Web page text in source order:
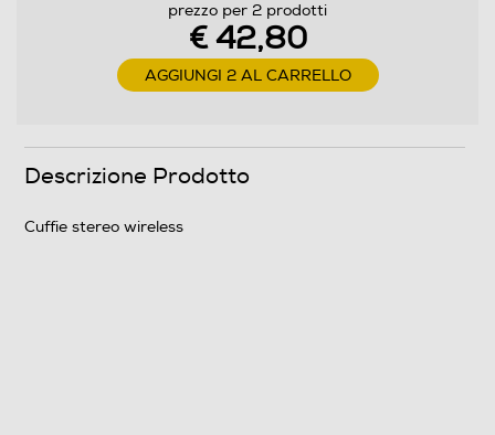
prezzo per 2 prodotti
€ 42,80
AGGIUNGI 2 AL CARRELLO
Descrizione Prodotto
Cuffie stereo wireless